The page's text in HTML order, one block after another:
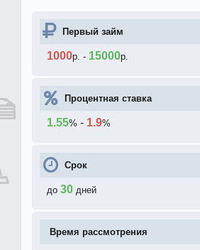
Первый займ
1000р. - 15000р.
Процентная ставка
1.55% - 1.9%
Срок
до 30 дней
Время рассмотрения